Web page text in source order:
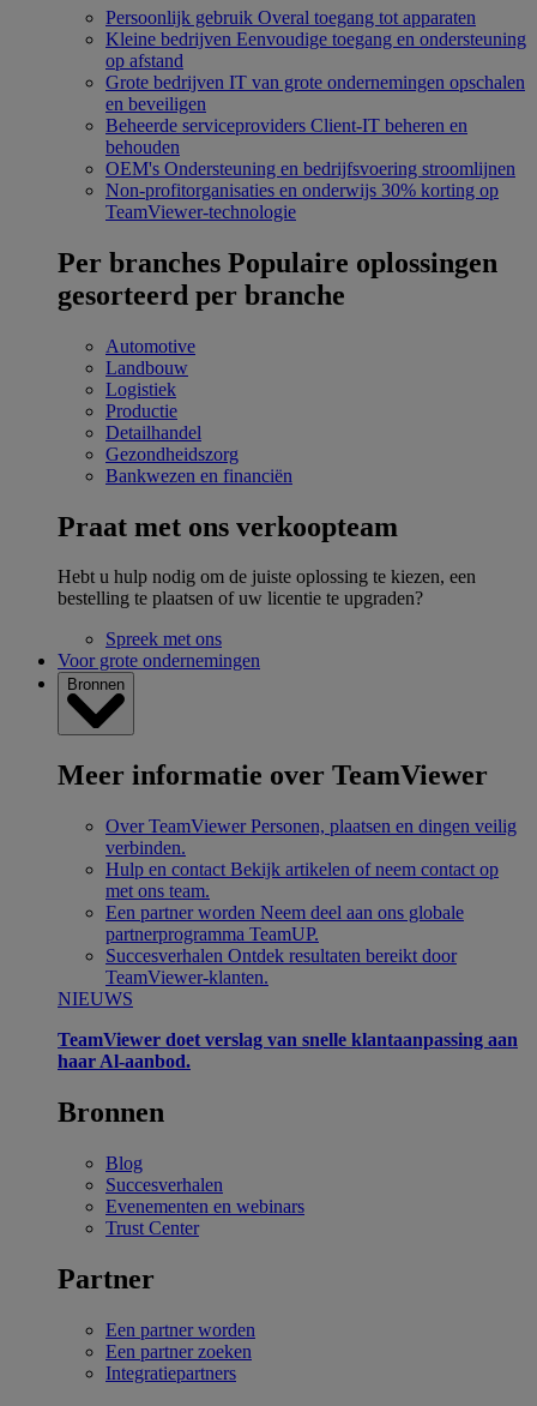
Persoonlijk gebruik Overal toegang tot apparaten
Kleine bedrijven Eenvoudige toegang en ondersteuning
op afstand
Grote bedrijven IT van grote ondernemingen opschalen
en beveiligen
Beheerde serviceproviders Client-IT beheren en
behouden
OEM's Ondersteuning en bedrijfsvoering stroomlijnen
Non-profitorganisaties en onderwijs 30% korting op
TeamViewer-technologie
Per branches Populaire oplossingen
gesorteerd per branche
Automotive
Landbouw
Logistiek
Productie
Detailhandel
Gezondheidszorg
Bankwezen en financiën
Praat met ons verkoopteam
Hebt u hulp nodig om de juiste oplossing te kiezen, een
bestelling te plaatsen of uw licentie te upgraden?
Spreek met ons
Voor grote ondernemingen
Bronnen
Meer informatie over TeamViewer
Over TeamViewer Personen, plaatsen en dingen veilig
verbinden.
Hulp en contact Bekijk artikelen of neem contact op
met ons team.
Een partner worden Neem deel aan ons globale
partnerprogramma TeamUP.
Succesverhalen Ontdek resultaten bereikt door
TeamViewer-klanten.
NIEUWS
TeamViewer doet verslag van snelle klantaanpassing aan
haar Al-aanbod.
Bronnen
Blog
Succesverhalen
Evenementen en webinars
Trust Center
Partner
Een partner worden
Een partner zoeken
Integratiepartners